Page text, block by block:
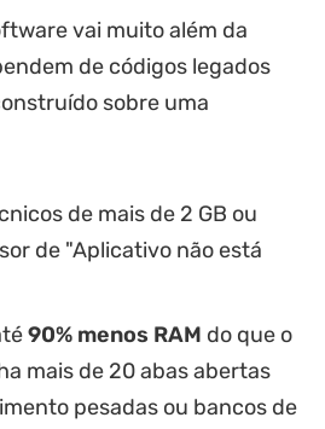
vai muito além da
de códigos legados
sobre uma
de mais de 2 GB ou
de "Aplicativo não está
90% menos RAM do que o
mais de 20 abas abertas
pesadas ou bancos de